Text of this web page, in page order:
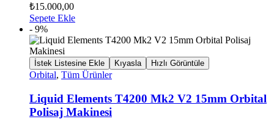
₺15.000,00
Sepete Ekle
- 9%
İstek Listesine Ekle Kıyasla Hızlı Görüntüle
Orbital, Tüm Ürünler
Liquid Elements T4200 Mk2 V2 15mm Orbital
Polisaj Makinesi